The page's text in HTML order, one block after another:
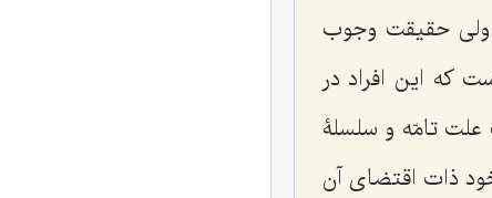
ولى حقیقت وجوب
که این افراد در
تامّه و سلسلۀ
ذات اقتضاى آن